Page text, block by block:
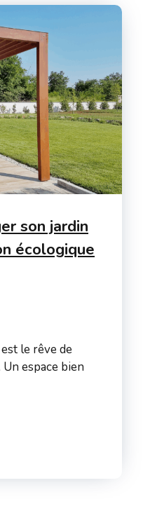
son jardin
écologique
le rêve de
espace bien